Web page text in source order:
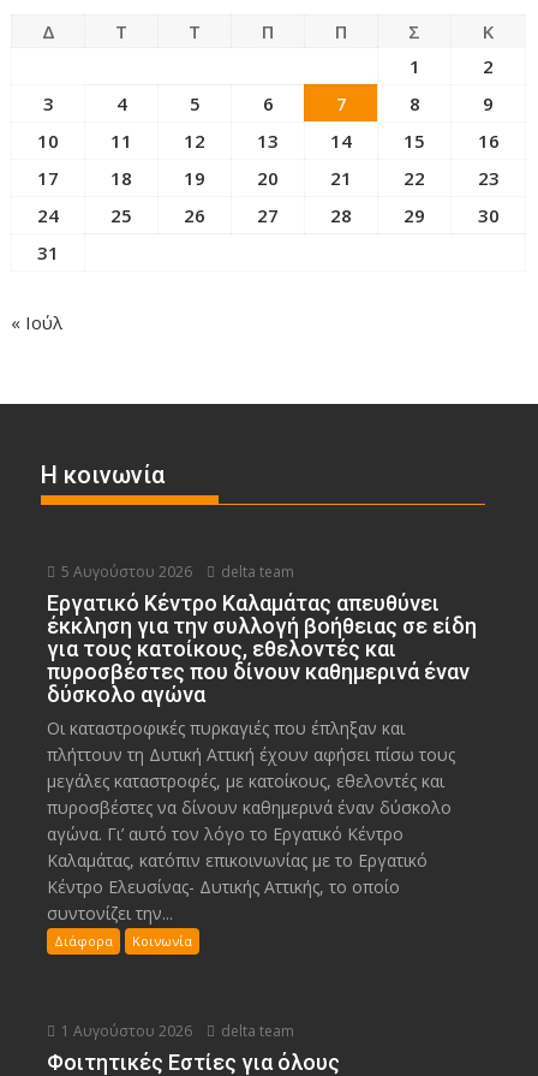
Δ Τ Τ Π Π Σ
Κ
1
2
3
4 5 6 7 8
9
10
11 12 13 14 15
16
17
18 19 20 21 22
23
24
25 26 27 28 29
30
31
« Ιούλ
Η κοινωνία
5 Αυγούστου 2026 delta team
Εργατικό Κέντρο Καλαμάτας απευθύνει
έκκληση για την συλλογή βοήθειας σε είδη
για τους κατοίκους, εθελοντές και
πυροσβέστες που δίνουν καθημερινά έναν
δύσκολο αγώνα
Οι καταστροφικές πυρκαγιές που έπληξαν και
πλήττουν τη Δυτική Αττική έχουν αφήσει πίσω τους
μεγάλες καταστροφές, με κατοίκους, εθελοντές και
πυροσβέστες να δίνουν καθημερινά έναν δύσκολο
αγώνα. Γι’ αυτό τον λόγο το Εργατικό Κέντρο
Καλαμάτας, κατόπιν επικοινωνίας με το Εργατικό
Κέντρο Ελευσίνας- Δυτικής Αττικής, το οποίο
συντονίζει την...
Διάφορα Κοινωνία
1 Αυγούστου 2026 delta team
Φοιτητικές Εστίες για όλους